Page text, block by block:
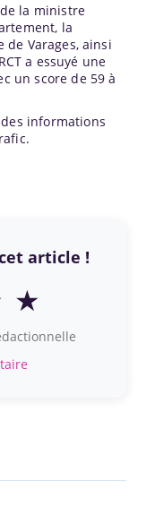
la ministre
la
Varages, ainsi
a essuyé une
un score de 59 à
informations
article !
★